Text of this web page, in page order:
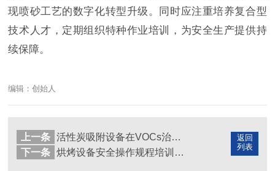
现喷砂工艺的数字化转型升级。同时应注重培养复合型
技术人才，定期组织特种作业培训，为安全生产提供持
续保障。
编辑：创始人
返回
列表
上一条
活性炭吸附设备在VOCs治理中的应用
下一条
烘烤设备安全操作规程培训内容